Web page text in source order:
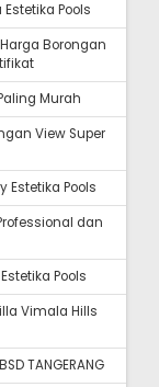
Pools
Borongan
Murah
View Super
Estetika Pools
dan
Pools
Vimala Hills
TANGERANG